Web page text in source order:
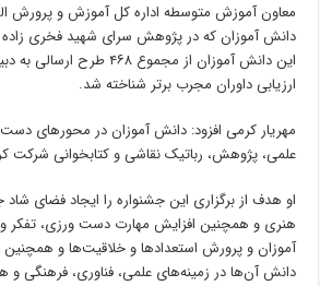
معاون آموزش متوسطه اداره کل آموزش و پرورش
دانش آموزان که در پژوهش سرای شهید فخری زاده
این دانش آموزان از مجموع ۴۶۸
ارزیابی داوران مجرب برتر شناخته شد.
مهریار کرمی افزود: دانش آموزان در محور‌های
علمی، پژوهش، رباتیک نقاشی و کتابخوانی شرکت
او هدف از برگزاری این جشنواره را ایجاد فضای
هنری و همچنین افزایش مهارت دست ورزی،
آموزان و پرورش استعداد‌ها و خلاقیت‌ها و
دانش آن‌ها در زمینه‌های علمی، فناوری، فرهنگی و